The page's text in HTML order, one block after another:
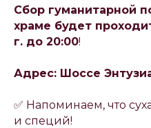
Сбор гуманитарной
храме будет
г. до 20:00!
Адрес: Шоссе
✅ Напоминаем, что
и специй!